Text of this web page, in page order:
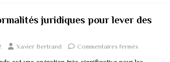
juridiques pour lever des
Xavier Bertrand Commentaires fermés